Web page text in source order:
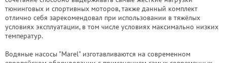
тюнинговых и спортивных моторов, также данный комплект
отлично себя зарекомендовал при использовании в тяжёлых
условиях эксплуатации, в том числе условиях максимально низких
температур.
Водяные насосы "Marel" изготавливаются на современном